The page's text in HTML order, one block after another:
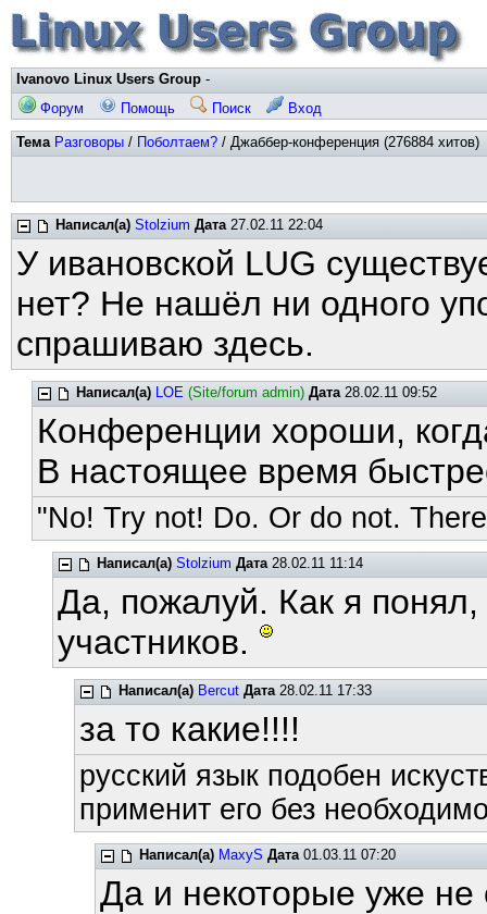
Ivanovo Linux Users Group -
Форум
Помощь Поиск Вход
Тема Разговоры / Поболтаем? / Джаббер-конференция (276884 хитов)
Написал(а) Stolzium Дата27.02.11 22:04
У ивановской LUG
нет? Не нашёл ни одного
спрашиваю здесь.
Написал(а) LOE (Site/forum admin) Дата28.02.11 09:52
Конференции хороши,
В настоящее время
"No! Try not! Do. Or do not.
Написал(а) Stolzium Дата28.02.11 11:14
Да, пожалуй. Как я понял,
участников.
Написал(а) Bercut Дата28.02.11 17:33
за то какие!!!!
русский язык подобен
применит его без
Написал(а) MaxyS Дата01.03.11 07:20
Да и некоторые уже не